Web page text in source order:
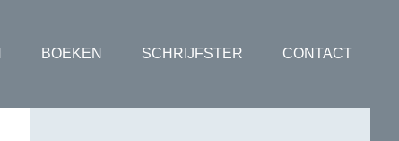
BOEKEN SCHRIJFSTER CONTACT